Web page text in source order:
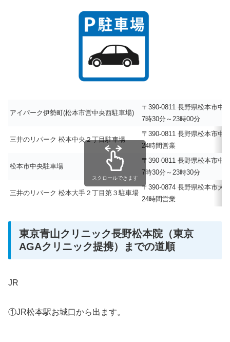
アイパーク伊勢町(松本市営中央西駐車場)
〒390-0811 長野県松本市中
7時30分～23時00分
三井のリパーク 松本中央２丁目駐車場
〒390-0811 長野県松本市中
24時間営業
松本市中央駐車場
〒390-0811 長野県松本市中
7時30分～23時30分
三井のリパーク 松本大手２丁目第３駐車場
〒390-0874 長野県松本市大
24時間営業
スクロールできます
東京青山クリニック長野松本院（東京
AGAクリニック提携）までの道順
JR
①JR松本駅お城口から出ます。